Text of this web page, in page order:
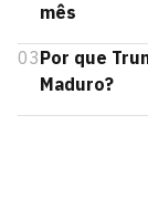
mês
03Por que
Maduro?